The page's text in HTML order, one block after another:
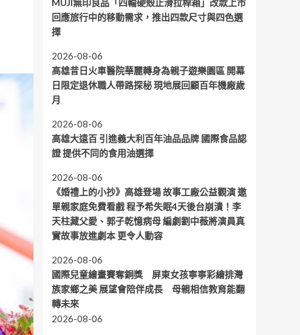
MUJI無印良品「四輪硬殼止滑拉桿箱」改款上市
回應旅行中的移動需求，推出四款尺寸與四色選
擇
2026-08-06
高雄昔日火車醫院華麗轉身為親子遊樂園區 開幕
日限定退休職人帶路探秘 現地展回顧百年機廠歲
月
2026-08-06
高雄大遠百 引進義大利百年油品品牌 國際食品認
證 提供不同的食用油選擇
2026-08-06
《婚禮上的小抄》高雄登場 故事工廠公益觀演 邀
單親家庭免費看戲 程予希失眠4天後台崩潰！李
天柱藏父愛、郭子乾憶病母 編劇劉中薇將演員真
實故事放進劇本 更令人動容
2026-08-06
國際兒童繪畫賽奪銅獎 屏東女孩寧寧彩繪排灣
族家鄉之美 展望會陪伴成長 母親相信教育能翻
轉未來
2026-08-06